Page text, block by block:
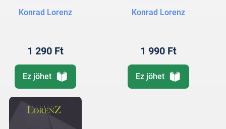
Konrad Lorenz
1 290 Ft
Ez jöhet
Konrad Lorenz
1 990 Ft
Ez jöhet